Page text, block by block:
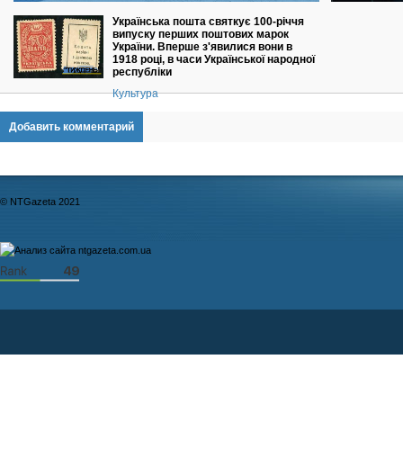
Українська пошта святкує 100-річчя
випуску перших поштових марок
України. Вперше з'явилися вони в
1918 році, в часи Української народної
республіки
Культура
Добавить комментарий
© NTGazeta 2021